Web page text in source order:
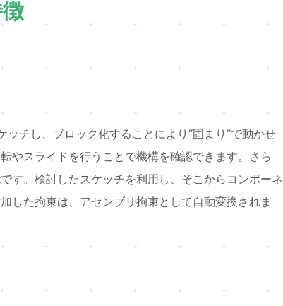
チし、ブロック化することにより“固まり”で動かせ
やスライドを行うことで機構を確認できます。さら
す。検討したスケッチを利用し、そこからコンポーネ
した拘束は、アセンブリ拘束として自動変換されま